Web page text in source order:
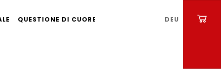
DEU
QUESTIONE DI CUORE